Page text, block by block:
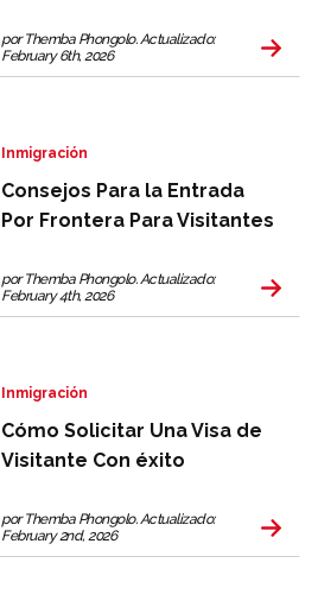
por Themba Phongolo. Actualizado:
February 6th, 2026
Inmigración
Consejos Para la Entrada
Por Frontera Para Visitantes
por Themba Phongolo. Actualizado:
February 4th, 2026
Inmigración
Cómo Solicitar Una Visa de
Visitante Con éxito
por Themba Phongolo. Actualizado:
February 2nd, 2026